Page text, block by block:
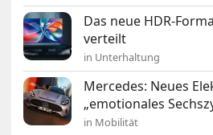
Das neue HDR-
verteilt
in Unterhaltung
Mercedes: Neues
„emotionales
in Mobilität